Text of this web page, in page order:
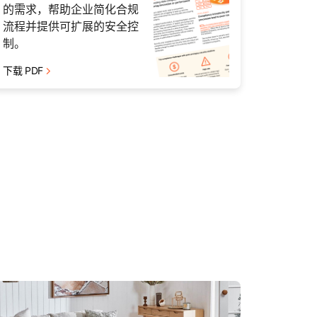
的需求，帮助企业简化合规
流程并提供可扩展的安全控
制。
下载 PDF